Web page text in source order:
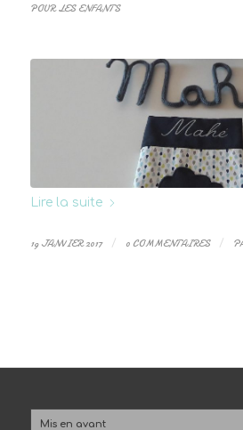
POUR LES ENFANTS
Lire la suite
19 JANVIER 2017 / 0 COMMENTAIRES /
Mis en avant